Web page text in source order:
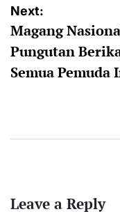
Next:
Magang
Pungutan
Semua Pemuda
Leave a Reply